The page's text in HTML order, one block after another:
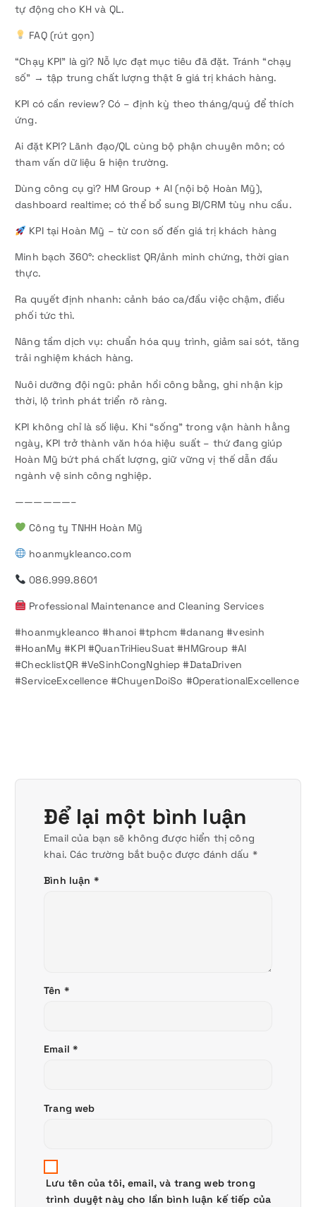
tự động cho KH và QL.
FAQ (rút gọn)
“Chạy KPI” là gì? Nỗ lực đạt mục tiêu đã đặt. Tránh “chạy
số” → tập trung chất lượng thật & giá trị khách hàng.
KPI có cần review? Có – định kỳ theo tháng/quý để thích
ứng.
Ai đặt KPI? Lãnh đạo/QL cùng bộ phận chuyên môn; có
tham vấn dữ liệu & hiện trường.
Dùng công cụ gì? HM Group + AI (nội bộ Hoàn Mỹ),
dashboard realtime; có thể bổ sung BI/CRM tùy nhu cầu.
KPI tại Hoàn Mỹ – từ con số đến giá trị khách hàng
Minh bạch 360°: checklist QR/ảnh minh chứng, thời gian
thực.
Ra quyết định nhanh: cảnh báo ca/đầu việc chậm, điều
phối tức thì.
Nâng tầm dịch vụ: chuẩn hóa quy trình, giảm sai sót, tăng
trải nghiệm khách hàng.
Nuôi dưỡng đội ngũ: phản hồi công bằng, ghi nhận kịp
thời, lộ trình phát triển rõ ràng.
KPI không chỉ là số liệu. Khi “sống” trong vận hành hằng
ngày, KPI trở thành văn hóa hiệu suất – thứ đang giúp
Hoàn Mỹ bứt phá chất lượng, giữ vững vị thế dẫn đầu
ngành vệ sinh công nghiệp.
——————–
Công ty TNHH Hoàn Mỹ
hoanmykleanco.com
086.999.8601
Professional Maintenance and Cleaning Services
#hoanmykleanco #hanoi #tphcm #danang #vesinh
#HoanMy #KPI #QuanTriHieuSuat #HMGroup #AI
#ChecklistQR #VeSinhCongNghiep #DataDriven
#ServiceExcellence #ChuyenDoiSo #OperationalExcellence
Để lại một bình luận
Email của bạn sẽ không được hiển thị công
khai. Các trường bắt buộc được đánh dấu *
Bình luận *
Tên *
Email *
Trang web
Lưu tên của tôi, email, và trang web trong
trình duyệt này cho lần bình luận kế tiếp của